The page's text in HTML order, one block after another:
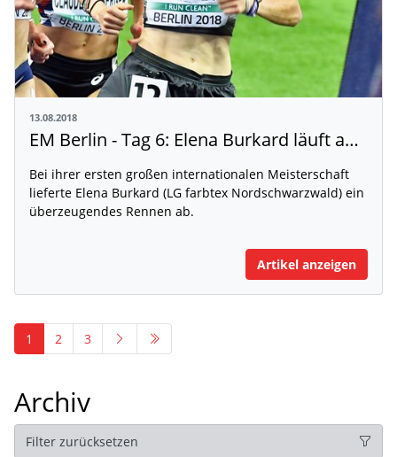
13.08.2018
EM Berlin - Tag 6: Elena Burkard läuft auf Rang sechs
Bei ihrer ersten großen internationalen Meisterschaft
lieferte Elena Burkard (LG farbtex Nordschwarzwald) ein
überzeugendes Rennen ab.
Artikel anzeigen
1 2 3
Archiv
Filter zurücksetzen